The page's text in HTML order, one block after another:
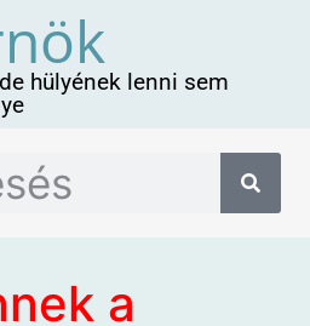
hülyének lenni sem
a